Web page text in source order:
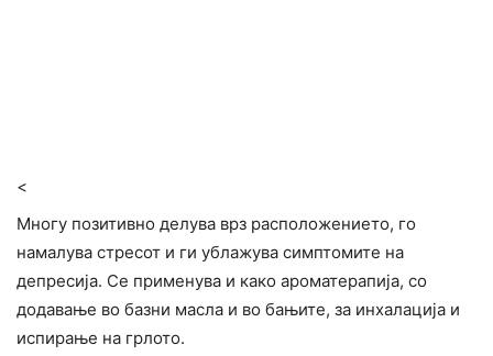
<
Многу позитивно делува врз расположението, го
намалува стресот и ги ублажува симптомите на
депресија. Се применува и како ароматерапија, со
додавање во базни масла и во бањите, за инхалација и
испирање на грлото.